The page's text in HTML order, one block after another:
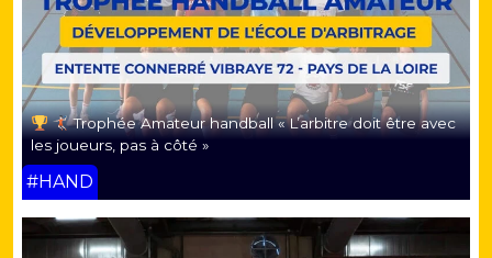
Trophée Amateur handball « L’arbitre doit être avec
les joueurs, pas à côté »
#HAND